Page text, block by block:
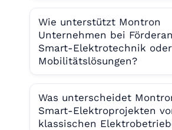
Wie unterstützt Montron
Unternehmen bei
Smart-Elektrotechnik
Mobilitätslösungen?
Was unterscheidet
Smart-Elektroprojekten
klassischen